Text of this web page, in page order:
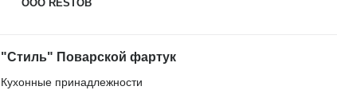
OOO RESTOB
"Стиль" Поварской фартук
Кухонные принадлежности